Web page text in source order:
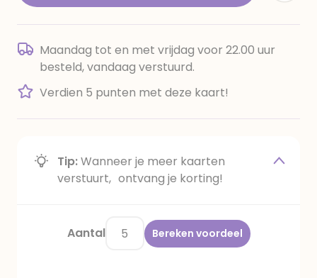
Maandag tot en met vrijdag voor 22.00 uur
besteld, vandaag verstuurd.
Verdien 5 punten met deze kaart!
Tip:Wanneer je meer kaarten
verstuurt, ontvang je korting!
Aantal Bereken voordeel